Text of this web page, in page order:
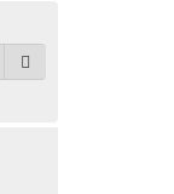
Rechercher